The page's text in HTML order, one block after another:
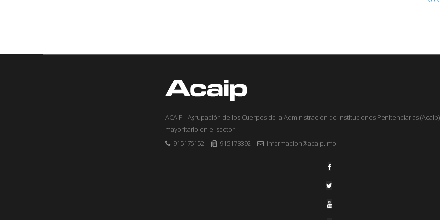
ACAIP - Agrupación de los Cuerpos de la Administración de Instituciones Penitenciarias
mayoritario en el sector
915175152
915178392 informacion@acaip.info